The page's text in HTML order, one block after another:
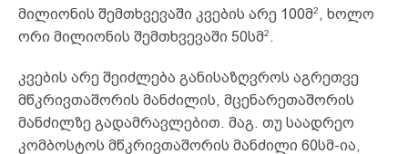
მილიონის შემთხვევაში კვების არე 100მ2 , ხოლო
ორი მილიონის შემთხვევაში 50სმ2 .
კვების არე შეიძლება განისაზღვროს აგრეთვე
მწკრივთაშორის მანძილის, მცენარეთაშორის
მანძილზე გადამრავლებით. მაგ. თუ საადრეო
კომბოსტოს მწკრივთაშორის მანძილი 60სმ-ია,